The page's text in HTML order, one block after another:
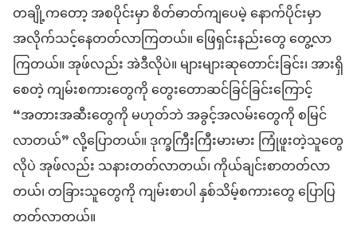
တချို့ကတော့ အစပိုင်းမှာ စိတ်ဓာတ်ကျပေမဲ့ နောက်ပိုင်းမှာ
အလိုက်သင့်နေတတ်လာကြတယ်။ ဖြေရှင်းနည်းတွေ တွေ့လာ
ကြတယ်။ အုဖ်လည်း အဲဒီလိုပဲ။ များများဆုတောင်းခြင်း၊ အားရှိ
စေတဲ့ ကျမ်းစကားတွေကို တွေးတောဆင်ခြင်ခြင်းကြောင့်
“အတားအဆီးတွေကို မဟုတ်ဘဲ အခွင့်အလမ်းတွေကို စမြင်
လာတယ်” လို့ပြောတယ်။ ဒုက္ခကြီးကြီးမားမား ကြုံဖူးတဲ့သူတွေ
လိုပဲ အုဖ်လည်း သနားတတ်လာတယ်၊ ကိုယ်ချင်းစာတတ်လာ
တယ်၊ တခြားသူတွေကို ကျမ်းစာပါ နှစ်သိမ့်စကားတွေ ပြောပြ
တတ်လာတယ်။